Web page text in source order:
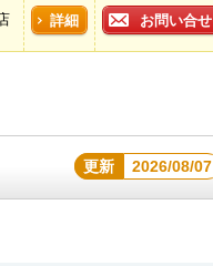
詳細 お問い合せ
更新 2026/08/07